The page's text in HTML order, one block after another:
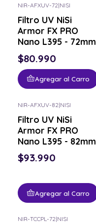
NIR-AFXUV-72|NISI
Filtro UV NiSi
Armor FX PRO
Nano L395 - 72mm
$80.990
Agregar al Carro
NIR-AFXUV-82|NISI
Filtro UV NiSi
Armor FX PRO
Nano L395 - 82mm
$93.990
Agregar al Carro
NIR-TCCPL-72|NISI